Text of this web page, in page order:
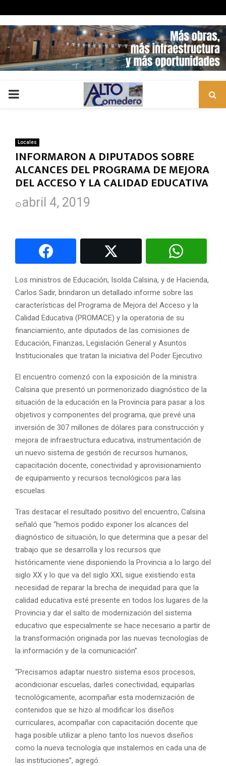
PRIMARY
Locales
INFORMARON A DIPUTADOS SOBRE
ALCANCES DEL PROGRAMA DE MEJORA
DEL ACCESO Y LA CALIDAD EDUCATIVA
abril 4, 2019
Los ministros de Educación, Isolda Calsina, y de Hacienda,
Carlos Sadir, brindaron un detallado informe sobre las
características del Programa de Mejora del Acceso y la
Calidad Educativa (PROMACE) y la operatoria de su
financiamiento, ante diputados de las comisiones de
Educación, Finanzas, Legislación General y Asuntos
Institucionales que tratan la iniciativa del Poder Ejecutivo
El encuentro comenzó con la exposición de la ministra
Calsina que presentó un pormenorizado diagnóstico de la
situación de la educación en la Provincia para pasar a los
objetivos y componentes del programa, que prevé una
inversión de 307 millones de dólares para construcción y
mejora de infraestructura educativa, instrumentación de
un nuevo sistema de gestión de recursos humanos,
capacitación docente, conectividad y aprovisionamiento
de equipamiento y recursos tecnológicos para las
escuelas.
Tras destacar el resultado positivo del encuentro, Calsina
señaló que “hemos podido exponer los alcances del
diagnóstico de situación, lo que determina que a pesar del
trabajo que se desarrolla y los recursos que
históricamente viene disponiendo la Provincia a lo largo del
siglo XX y lo que va del siglo XXI, sigue existiendo esta
necesidad de reparar la brecha de inequidad para que la
calidad educativa esté presente en todos los lugares de la
Provincia y dar el salto de modernización del sistema
educativo que especialmente se hace necesario a partir de
la transformación originada por las nuevas tecnologías de
la información y de la comunicación”.
“Precisamos adaptar nuestro sistema esos procesos,
acondicionar escuelas, darles conectividad, equiparlas
tecnológicamente, acompañar esta modernización de
contenidos que se hizo al modificar los diseños
curriculares, acompañar con capacitación docente que
haga posible utilizar a pleno tanto los nuevos diseños
como la nueva tecnología que instalemos en cada una de
las instituciones”, agregó.